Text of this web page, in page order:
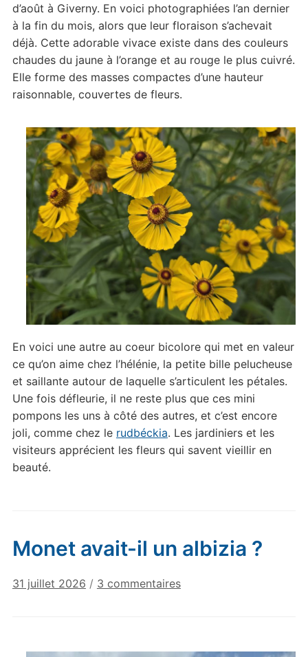
d’août à Giverny. En voici photographiées l’an dernier
à la fin du mois, alors que leur floraison s’achevait
déjà. Cette adorable vivace existe dans des couleurs
chaudes du jaune à l’orange et au rouge le plus cuivré.
Elle forme des masses compactes d’une hauteur
raisonnable, couvertes de fleurs.
En voici une autre au coeur bicolore qui met en valeur
ce qu’on aime chez l’hélénie, la petite bille pelucheuse
et saillante autour de laquelle s’articulent les pétales.
Une fois défleurie, il ne reste plus que ces mini
pompons les uns à côté des autres, et c’est encore
joli, comme chez le rudbéckia. Les jardiniers et les
visiteurs apprécient les fleurs qui savent vieillir en
beauté.
Monet avait-il un albizia ?
31 juillet 2026 / 3 commentairessur
un